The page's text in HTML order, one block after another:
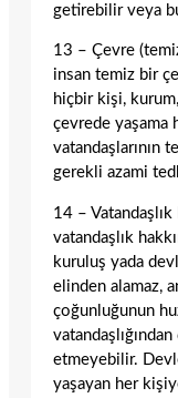
getirebilir veya
13 – Çevre
insan temiz bir
hiçbir kişi,
çevrede yaşama
vatandaşlarının
gerekli azami
14 –
vatandaşlık
kuruluş yada
elinden alamaz,
çoğunluğunun
etmeyebilir.
yaşayan her